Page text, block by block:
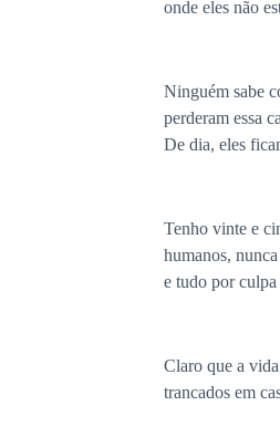
onde eles não
Ninguém sabe
perderam essa
De dia, eles
Tenho vinte e
humanos,
e tudo por culpa
Claro que a
trancados em